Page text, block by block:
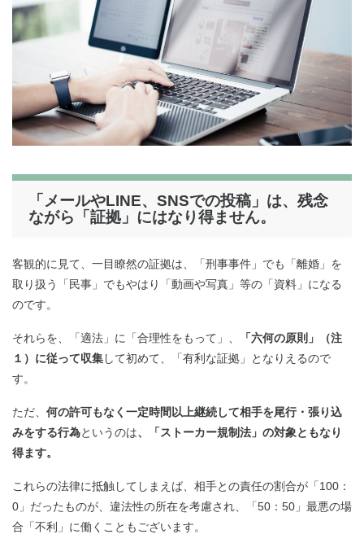
「メールやLINE、SNSでの投稿」は、残念
ながら「証拠」にはなり得ません。
客観的に見て、一目瞭然の証拠は、「刑事事件」でも「離婚」を
取り扱う「民事」でもやはり「動画や写真」等の「資料」になる
のです。
それらを、「適法」に「合理性をもって」、
「六何の原則」（注
１）に従って収集して初めて、「有利な証拠」となりえるので
す。
ただ、 何の許可もなく一定時間以上継続して相手を尾行・張り込
みをする行為というのは、「ストーカー規制法」の対象ともなり
得ます。
これらの法律に抵触してしまえば、相手との責任の割合が「100：
0」だったものが、違法性の所在を考慮され、「50：50」最悪の場
合「不利」に働くこともございます。